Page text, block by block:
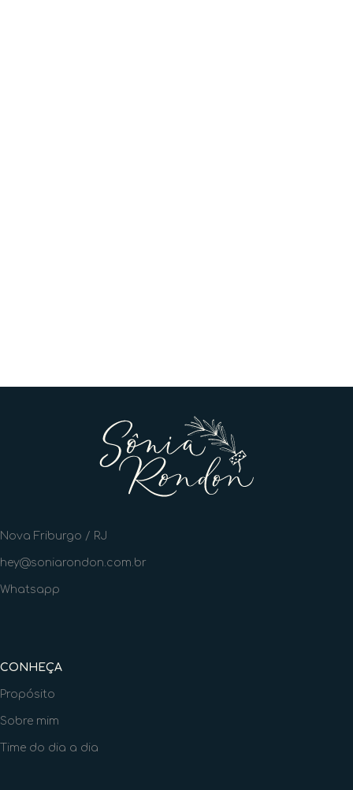
Nova Friburgo / RJ
hey@soniarondon.com.br
Whatsapp
CONHEÇA
Propósito
Sobre mim
Time do dia a dia